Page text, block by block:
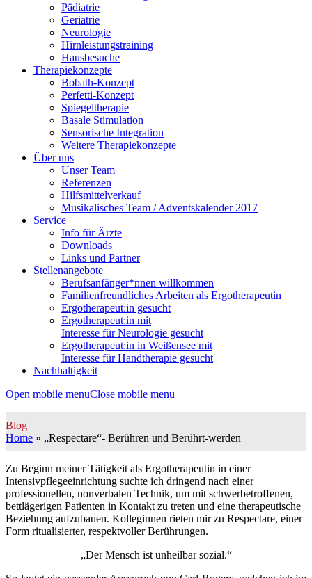
Pädiatrie
Geriatrie
Neurologie
Hirnleistungstraining
Hausbesuche
Therapiekonzepte
Bobath-Konzept
Perfetti-Konzept
Spiegeltherapie
Basale Stimulation
Sensorische Integration
Weitere Therapiekonzepte
Über uns
Unser Team
Referenzen
Hilfsmittelverkauf
Musikalisches Team / Adventskalender 2017
Service
Info für Ärzte
Downloads
Links und Partner
Stellenangebote
Berufsanfänger*nnen willkommen
Familienfreundliches Arbeiten als Ergotherapeutin
Ergotherapeut:in gesucht
Ergotherapeut:in mit
Interesse für Neurologie gesucht
Ergotherapeut:in in Weißensee mit
Interesse für Handtherapie gesucht
Nachhaltigkeit
Open mobile menuClose mobile menu
Blog
Home » „Respectare“- Berühren und Berührt-werden
Zu Beginn meiner Tätigkeit als Ergotherapeutin in einer
Intensivpflegeeinrichtung suchte ich dringend nach einer
professionellen, nonverbalen Technik, um mit schwerbetroffenen,
bettlägerigen Patienten in Kontakt zu treten und eine therapeutische
Beziehung aufzubauen. Kolleginnen rieten mir zu Respectare, einer
Form ritualisierter, respektvoller Berührungen.
„Der Mensch ist unheilbar sozial.“